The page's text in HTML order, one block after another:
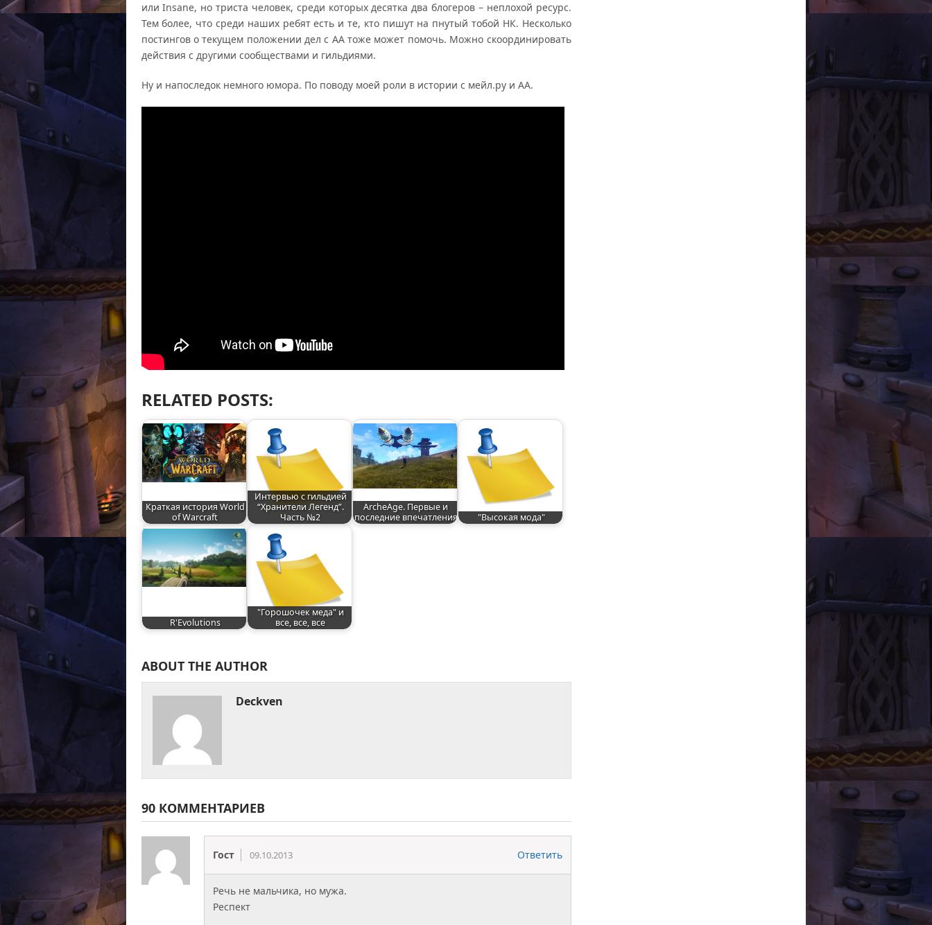
или Insane, но триста человек, среди которых десятка два блогеров – неплохой ресурс.
Тем более, что среди наших ребят есть и те, кто пишут на пнутый тобой НК. Несколько
постингов о текущем положении дел с АА тоже может помочь. Можно скоординировать
действия с другими сообществами и гильдиями.
Ну и напоследок немного юмора. По поводу моей роли в истории с мейл.ру и АА.
RELATED POSTS:
Краткая история World
of Warcraft
Интервью с гильдией
“Хранители Легенд”.
Часть №2
ArcheAge. Первые и
последние впечатления
"Высокая мода"
R'Evolutions
"Горошочек меда" и
все, все, все
ABOUT THE AUTHOR
Deckven
90 КОММЕНТАРИЕВ
Гост 09.10.2013 Ответить
Речь не мальчика, но мужа.
Респект